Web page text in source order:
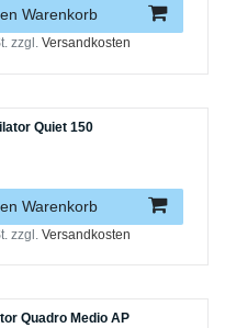
Warenkorb
zzgl.Versandkosten
Quiet 150
Warenkorb
zzgl.Versandkosten
Quadro Medio AP